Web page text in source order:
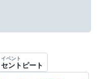
イベント
セントピート